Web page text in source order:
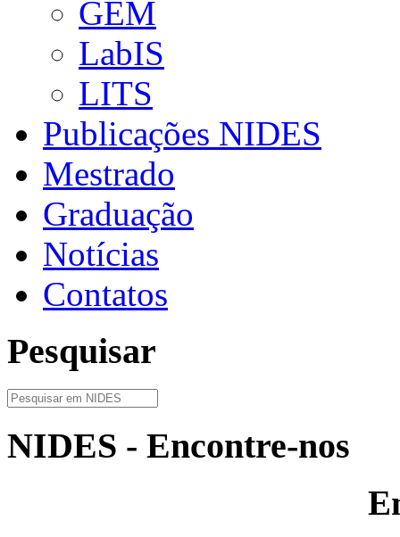
GEM
LabIS
LITS
Publicações NIDES
Mestrado
Graduação
Notícias
Contatos
Pesquisar
NIDES - Encontre-nos